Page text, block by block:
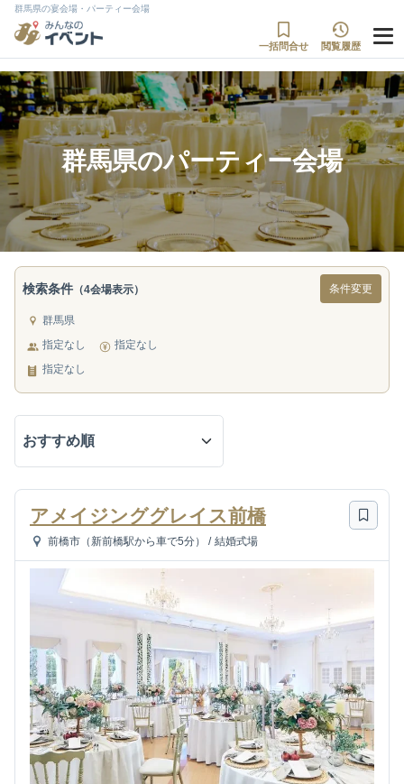
群馬県の宴会場・パーティー会場
一括問合せ 閲覧履歴
群馬県のパーティー会場
検索条件 （4会場表示） 条件変更
群馬県
指定なし
指定なし
指定なし
アメイジンググレイス前橋
前橋市（新前橋駅から車で5分） / 結婚式場